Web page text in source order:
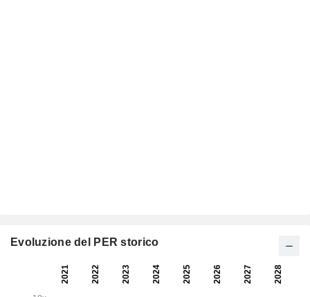
Evoluzione del PER storico